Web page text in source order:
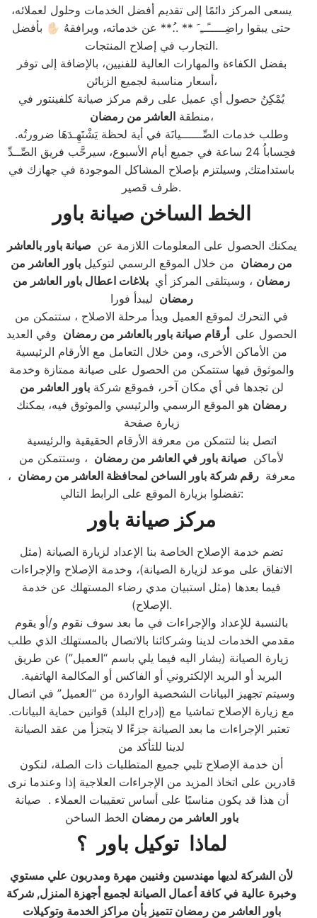
يسعى المركز دائمًا إلى تقديم أفضل الخدمات وحلول لعملائه،
حتى يبقوا راضِـــــًــِ َ ** ..ُ** عن خدماته، ويرافقهُ ✋🏻 بأفضل
التجارب في إصلاح المنتجات.
بفضل الكفاءة والمهارات العالية للفنيين، بالإضافة إلى توفر
أسعار مناسبة لجميع الزبائن،
يُمْكِنُ حصول أي عميل على رقم مركز صيانة كلفينتور في
منطقةالعاشر من رمضان
،
وطلب خدمات الصِّــــــيانَة في أية لحظة يَشْتَهِـدَهَا ضرورتُه.
فحِساباُ 24 ساعة في جميع أيام الأسبوع، سيرحَّب فريق الصِّــدِّ
باستدامتك, وسيلتزم بإصلاح المشاكل الموجودة في جهازك في
ظرف قصير.
الخط الساخن صيانة باور
يمكنك الحصول على المعلومات اللازمة عن صيانة باور بالعاشر
من رمضان من خلال الموقع الرسمي لتوكيل باور العاشر من
رمضان ، وسيتلقى المركز أي بلاغات اعطال باور العاشر من
رمضان ليبدأ فورا
في التحرك لموقع العميل وبدأ مرحلة الاصلاح ، ستتمكن من
الحصول على أرقام صيانة باور بالعاشر من رمضان وفي العديد
من الأماكن الأخرى، ومن خلال التعامل مع الأرقام الرئيسية
والموثوق فيها ستتمكن من الحصول على صيانة ممتازة وخدمة
لن تجدها في أي مكان آخر، فموقع شركةباور العاشر من
رمضان هو الموقع الرسمي والرئيسي والموثوق فيه، يمكنك
زيارة صفحة
اتصل بنا لتتمكن من معرفة الأرقام الحقيقية والرئيسية
لأماكن صيانة باور في العاشر من رمضان ، وستتمكن من
معرفة رقم شركة باور الساخن لمحافظة العاشر من رمضان ،
تفضلوا بزيارة الموقع على الرابط التالي:
مركز صيانة باور
تضم خدمة الإصلاح الخاصة بنا الإعداد لزيارة الصيانة (مثل
الاتفاق على موعد لزيارة الصيانة)، وخدمة الإصلاح والإجراءات
فيما بعدها (مثل استبيان مدي رضاء المستهلك عن خدمة
الإصلاح).
بالنسبة للإعداد والإجراءات في ما بعد سوف نقوم و/أو يقوم
مقدمي الخدمات لدينا وشركائنا بالاتصال بالمستهلك الذي طلب
زيارة الصيانة (يشار اليه فيما يلي باسم “العميل”) عن طريق
البريد أو البريد الإلكتروني أو الفاكس أو المكالمة الهاتفية.
وسيتم تجهيز البيانات الشخصية الواردة من “العميل” في اتصال
مع زيارة الإصلاح تماشيا مع (إدراج البلد) قوانين حماية البيانات.
تعتبر الإجراءات ما بعد الصيانة جزءًا لا يتجزأ من عقد الصيانة
لدينا للتأكد من
أن خدمة الإصلاح تلبي جميع المتطلبات ذات الصلة، لنكون
قادرين على اتخاذ المزيد من الإجراءات العلاجية إذا وعندما نرى
أن هذا قد يكون مناسبًا على أساس تعقيبات العملاء . صيانة
باور العاشر من رمضان الخط الساخن
لماذا توكيل باور ؟
لأن الشركة لديها مهندسين وفنيين مهرة ومدربون علي مستوي
وخبرة عالية في كافة أعمال الصيانة لجميع أجهزة المنزل, شركة
باور العاشر من رمضان تتميز بأن مراكز الخدمة وتوكيلات